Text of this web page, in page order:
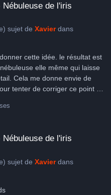
Nébuleuse de l'iris
sujet de Xavierdans
cette idée. le résultat est
elle même qui laisse
Cela me donne envie de
tenter de corriger ce point 🙂
empiler, empiler...
Nébuleuse de l'iris
sujet de Xavierdans